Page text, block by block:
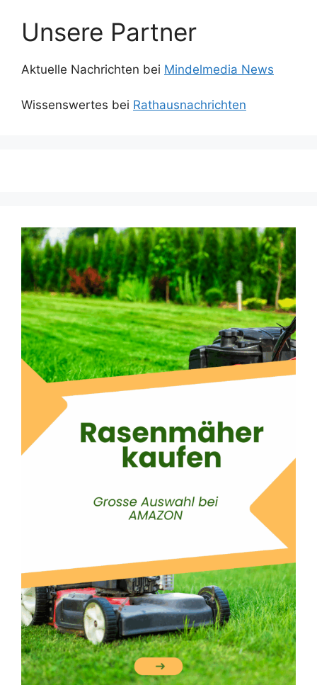
Unsere Partner
Aktuelle Nachrichten bei Mindelmedia News
Wissenswertes bei Rathausnachrichten